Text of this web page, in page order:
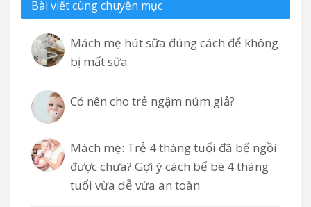
Bài viết cùng chuyên mục
Mách mẹ hút sữa đúng cách để không
bị mất sữa
Có nên cho trẻ ngậm núm giả?
Mách mẹ: Trẻ 4 tháng tuổi đã bế ngồi
được chưa? Gợi ý cách bế bé 4 tháng
tuổi vừa dễ vừa an toàn